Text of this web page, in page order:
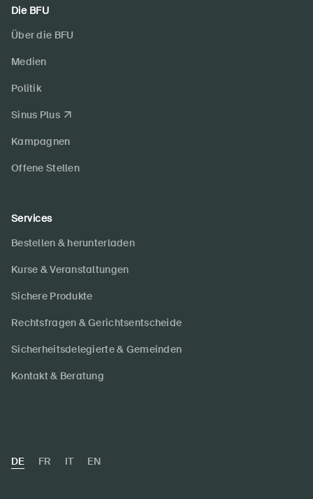
Die BFU
Über die BFU
Medien
Politik
Sinus Plus
Kampagnen
Offene Stellen
Services
Bestellen & herunterladen
Kurse & Veranstaltungen
Sichere Produkte
Rechtsfragen & Gerichtsentscheide
Sicherheitsdelegierte & Gemeinden
Kontakt & Beratung
DE FR IT EN